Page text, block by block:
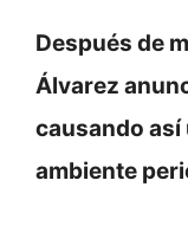
Después de
Álvarez
causando así
ambiente